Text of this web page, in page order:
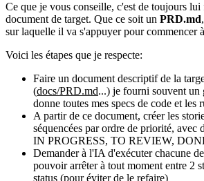
Ce que je vous conseille, c'est de toujours lui
document de target. Que ce soit un PRD.md
sur laquelle il va s'appuyer pour commencer
Voici les étapes que je respecte:
Faire un document descriptif de la
(docs/PRD.md...) je fourni souvent un
donne toutes mes specs de code et les
A partir de ce document, créer les
séquencées par ordre de priorité, avec
IN PROGRESS, TO REVIEW,
Demander à l'IA d'exécuter chacune
pouvoir arrêter à tout moment entre 2
status (pour éviter de le refaire)